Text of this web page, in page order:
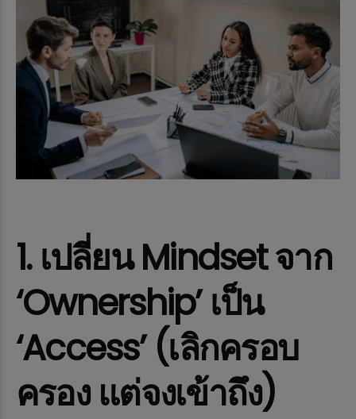
1. เปลี่ยน Mindset จาก
‘Ownership’ เป็น
‘Access’ (เลิกครอบ
ครอง แต่จงเข้าถึง)